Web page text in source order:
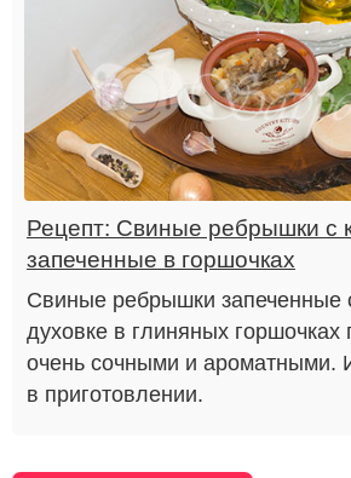
Рецепт: Свиные ребрышки с
запеченные в горшочках
Свиные ребрышки запеченные
духовке в глиняных горшочках
очень сочными и ароматными.
в приготовлении.